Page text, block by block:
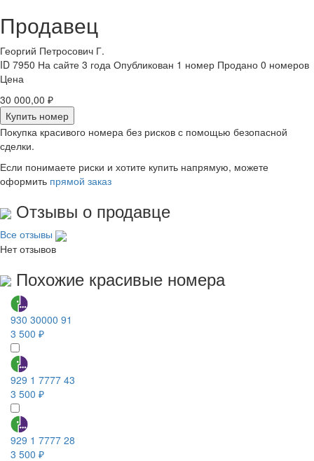
Продавец
Георгий Петросович Г.
ID 7950 На сайте 3 года Опубликован 1 номер Продано 0 номеров
Цена
30 000,00 ₽
Купить номер
Покупка красивого номера без рисков с помощью безопасной
сделки.
Если понимаете риски и хотите купить напрямую, можете
оформить прямой заказ
Отзывы о продавце
Все отзывы
Нет отзывов
Похожие красивые номера
930 30000 91
3 500 ₽
929 1 7777 43
3 500 ₽
929 1 7777 28
3 500 ₽